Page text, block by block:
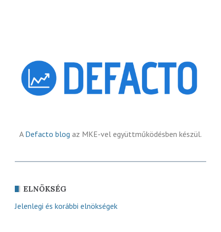
A Defacto blog az MKE-vel együttműködésben készül.
ELNÖKSÉG
Jelenlegi és korábbi elnökségek